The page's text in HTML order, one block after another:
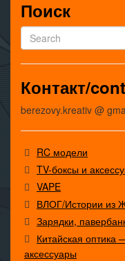
Поиск
Контакт/
berezovy.kreativ @
RC модели
TV-боксы и
VAPE
ВЛОГ/Истории из
Зарядки,
Китайская
аксессуары